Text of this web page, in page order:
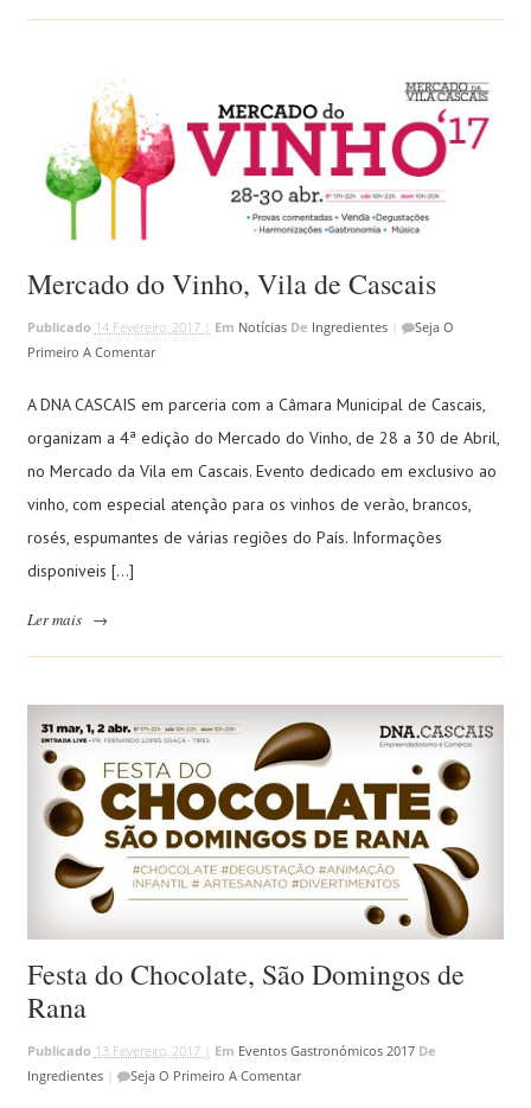
Mercado do Vinho, Vila de Cascais
Publicado 14 Fevereiro, 2017 | Em Notícias De Ingredientes|
Seja O
Primeiro A Comentar
A DNA CASCAIS em parceria com a Câmara Municipal de Cascais,
organizam a 4ª edição do Mercado do Vinho, de 28 a 30 de Abril,
no Mercado da Vila em Cascais. Evento dedicado em exclusivo ao
vinho, com especial atenção para os vinhos de verão, brancos,
rosés, espumantes de várias regiões do País. Informações
disponiveis […]
Ler mais →
Festa do Chocolate, São Domingos de
Rana
Publicado 13 Fevereiro, 2017 | Em Eventos Gastronómicos 2017 De
Ingredientes| Seja O Primeiro A Comentar